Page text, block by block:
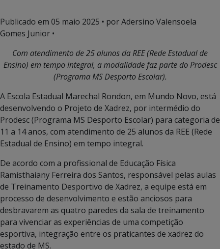
Publicado em 05 maio 2025 • por Adersino Valensoela
Gomes Junior •
Com atendimento de 25 alunos da REE (Rede Estadual de
Ensino) em tempo integral, a modalidade faz parte do Prodesc
(Programa MS Desporto Escolar).
A Escola Estadual Marechal Rondon, em Mundo Novo, está
desenvolvendo o Projeto de Xadrez, por intermédio do
Prodesc (Programa MS Desporto Escolar) para categoria de
11 a 14 anos, com atendimento de 25 alunos da REE (Rede
Estadual de Ensino) em tempo integral.
De acordo com a profissional de Educação Física
Ramisthaiany Ferreira dos Santos, responsável pelas aulas
de Treinamento Desportivo de Xadrez, a equipe está em
processo de desenvolvimento e estão anciosos para
desbravarem as quatro paredes da sala de treinamento
para vivenciar as experiências de uma competição
esportiva, integração entre os praticantes de xadrez do
estado de MS.